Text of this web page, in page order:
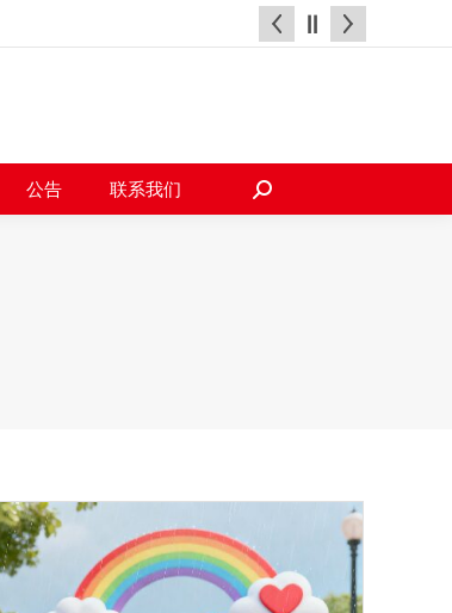
公告 联系我们
搜
社工园地 公告 联系我们
搜